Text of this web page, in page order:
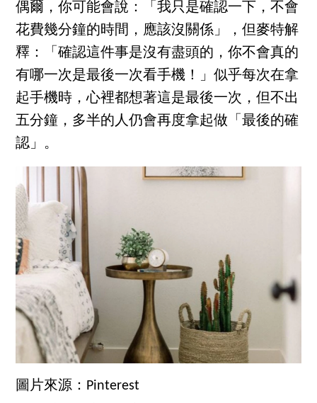
偶爾，你可能會說：「我只是確認一下，不會
花費幾分鐘的時間，應該沒關係」，但麥特解
釋：「確認這件事是沒有盡頭的，你不會真的
有哪一次是最後一次看手機！」似乎每次在拿
起手機時，心裡都想著這是最後一次，但不出
五分鐘，多半的人仍會再度拿起做「最後的確
認」。
圖片來源：Pinterest